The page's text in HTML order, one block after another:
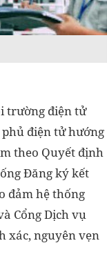
trường điện tử
điện tử hướng
theo Quyết định
Đăng ký kết
đảm hệ thống
Cổng Dịch vụ
xác, nguyên vẹn